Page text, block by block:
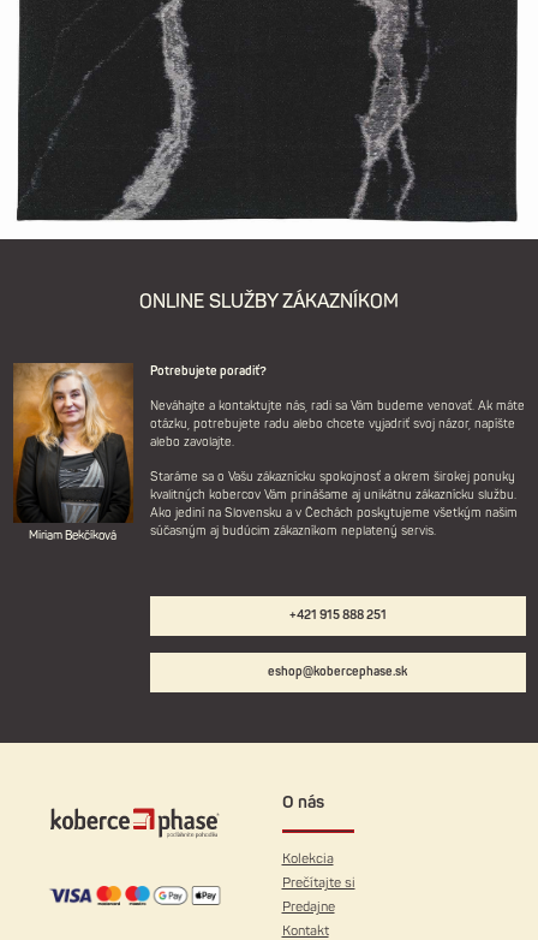
ONLINE SLUŽBY ZÁKAZNÍKOM
Miriam Bekčíková
Potrebujete poradiť?
Neváhajte a kontaktujte nás, radi sa Vám budeme venovať. Ak máte
otázku, potrebujete radu alebo chcete vyjadriť svoj názor, napíšte
alebo zavolajte.
Staráme sa o Vašu zákaznícku spokojnosť a okrem širokej ponuky
kvalitných kobercov Vám prinášame aj unikátnu zákaznícku službu.
Ako jediní na Slovensku a v Čechách poskytujeme všetkým našim
súčasným aj budúcim zákazníkom neplatený servis.
+421 915 888 251
eshop@kobercephase.sk
O nás
Kolekcia
Prečítajte si
Predajne
Kontakt